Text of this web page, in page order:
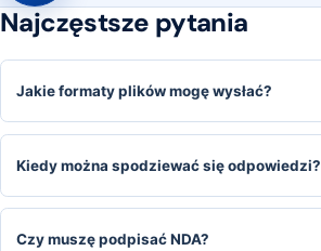
Najczęstsze pytania
Jakie formaty plików mogę wysłać?
Kiedy można spodziewać się odpowiedzi?
Czy muszę podpisać NDA?